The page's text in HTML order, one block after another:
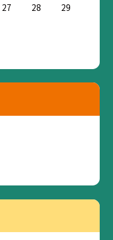
27 28
29